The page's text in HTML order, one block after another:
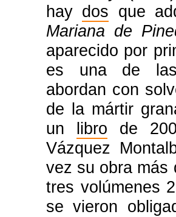
hay dos que
Mariana de
aparecido por
es una de las
abordan con
de la mártir
un libro de
Vázquez
vez su obra más
tres volúmenes
se vieron